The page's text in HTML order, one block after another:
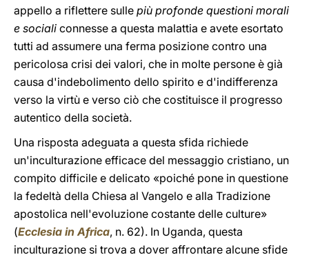
appello a riflettere sulle più profonde questioni morali
e sociali connesse a questa malattia e avete esortato
tutti ad assumere una ferma posizione contro una
pericolosa crisi dei valori, che in molte persone è già
causa d'indebolimento dello spirito e d'indifferenza
verso la virtù e verso ciò che costituisce il progresso
autentico della società.
Una risposta adeguata a questa sfida richiede
un'inculturazione efficace del messaggio cristiano, un
compito difficile e delicato «poiché pone in questione
la fedeltà della Chiesa al Vangelo e alla Tradizione
apostolica nell'evoluzione costante delle culture»
(Ecclesia in Africa, n. 62). In Uganda, questa
inculturazione si trova a dover affrontare alcune sfide